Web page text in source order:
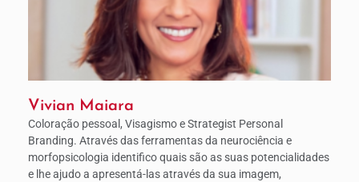
Vivian Maiara
Coloração pessoal, Visagismo e Strategist Personal
Branding. Através das ferramentas da neurociência e
morfopsicologia identifico quais são as suas potencialidades
e lhe ajudo a apresentá-las através da sua imagem,